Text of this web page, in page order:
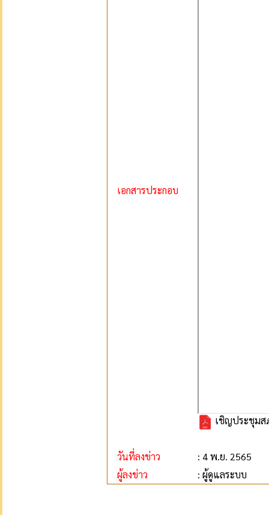
เอกสารประกอบ
เชิญประชุม
วันที่ลงข่าว
: 4 พ.ย. 2565
ผู้ลงข่าว
: ผู้ดูแลระบบ